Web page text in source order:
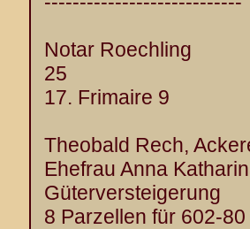
Notar Roechling
25
17. Frimaire 9
Theobald Rech,
Ehefrau Anna
Güterversteigerung
8 Parzellen für 602-80